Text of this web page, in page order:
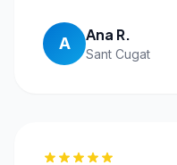
A Ana R.
Sant Cugat